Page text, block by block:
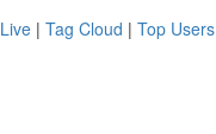
Live | Tag Cloud | Top Users